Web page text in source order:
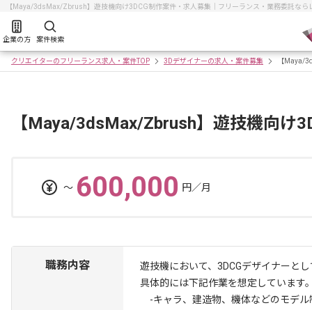
【Maya/3dsMax/Zbrush】遊技機向け3DCG制作案件・求人募集｜フリーランス・業務委託なら
企業の方 案件検索
クリエイターのフリーランス求人・案件TOP 3Dデザイナーの求人・案件募集 【Maya/
【Maya/3dsMax/Zbrush】遊技機向け
〜 600,000 円／月
職務内容
遊技機において、3DCGデザイナーと
具体的には下記作業を想定しています
-キャラ、建造物、機体などのモデル